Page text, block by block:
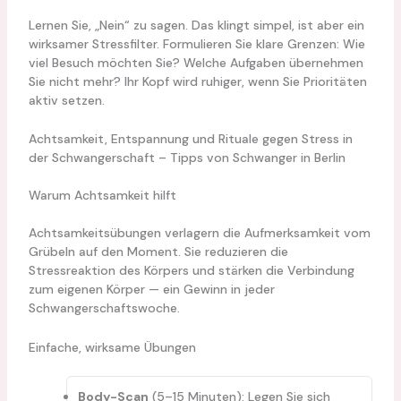
Lernen Sie, „Nein“ zu sagen. Das klingt simpel, ist aber ein
wirksamer Stressfilter. Formulieren Sie klare Grenzen: Wie
viel Besuch möchten Sie? Welche Aufgaben übernehmen
Sie nicht mehr? Ihr Kopf wird ruhiger, wenn Sie Prioritäten
aktiv setzen.
Achtsamkeit, Entspannung und Rituale gegen Stress in
der Schwangerschaft – Tipps von Schwanger in Berlin
Warum Achtsamkeit hilft
Achtsamkeitsübungen verlagern die Aufmerksamkeit vom
Grübeln auf den Moment. Sie reduzieren die
Stressreaktion des Körpers und stärken die Verbindung
zum eigenen Körper — ein Gewinn in jeder
Schwangerschaftswoche.
Einfache, wirksame Übungen
Body-Scan (5–15 Minuten): Legen Sie sich